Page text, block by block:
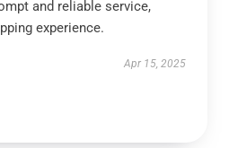
and reliable service,
experience.
Apr 15, 2025